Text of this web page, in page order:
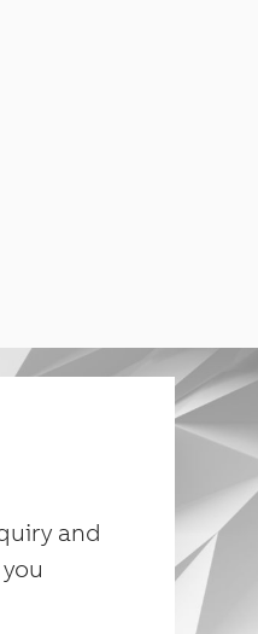
and